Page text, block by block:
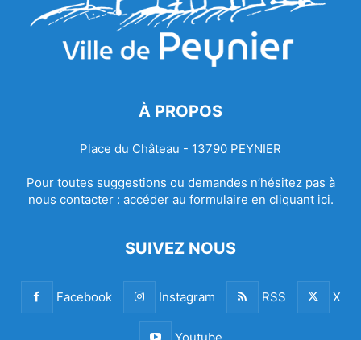
À PROPOS
Place du Château - 13790 PEYNIER
Pour toutes suggestions ou demandes n’hésitez pas à
nous contacter : accéder au formulaire en cliquant ici.
SUIVEZ NOUS
Facebook Instagram RSS X
Youtube